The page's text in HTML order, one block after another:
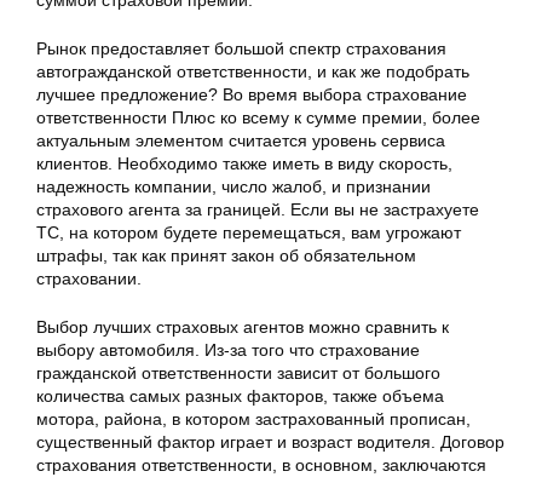
Рынок предоставляет большой спектр страхования
автогражданской ответственности, и как же подобрать
лучшее предложение? Во время выбора страхование
ответственности Плюс ко всему к сумме премии, более
актуальным элементом считается уровень сервиса
клиентов. Необходимо также иметь в виду скорость,
надежность компании, число жалоб, и признании
страхового агента за границей. Если вы не застрахуете
ТС, на котором будете перемещаться, вам угрожают
штрафы, так как принят закон об обязательном
страховании.
Выбор лучших страховых агентов можно сравнить к
выбору автомобиля. Из-за того что страхование
гражданской ответственности зависит от большого
количества самых разных факторов, также объема
мотора, района, в котором застрахованный прописан,
существенный фактор играет и возраст водителя. Договор
страхования ответственности, в основном, заключаются